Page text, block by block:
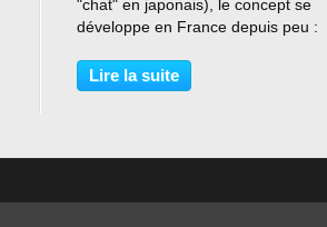
"chat" en japonais), le concept se
développe en France depuis peu :
se restaurer en compagnie de félins.
Il est prouvé que le contact avec...
Lire la suite